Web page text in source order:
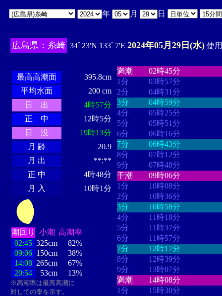
年 月 日
広島県：糸崎 34ﾟ23'N 133ﾟ7'E 2024年05月29日(水) 使
最高高潮面
395.8cm
平均水面
200 cm
日 出
4時57分
正 中
12時5分
日 没
19時13分
月 齢
20.9
月 出
**:**
正 中
4時48分
月 入
10時1分
潮回り 小潮 高潮率
02:45 325cm
82%
09:06 150cm
38%
14:08 265cm
67%
20:54
53cm 13%
※高潮率は最高高潮に
対しての率を示す。
満潮
02時45分
1分
03時57分
2分
04時31分
3分
04時59分
4分
05時25分
5分
05時51分
6分
06時16分
7分
06時43分
8分
07時12分
9分
07時48分
干潮
09時06分
1分
10時08分
2分
10時36分
3分
10時58分
4分
11時18分
5分
11時37分
6分
11時57分
7分
12時17分
8分
12時39分
9分
13時07分
満潮
14時08分
1分
15時30分